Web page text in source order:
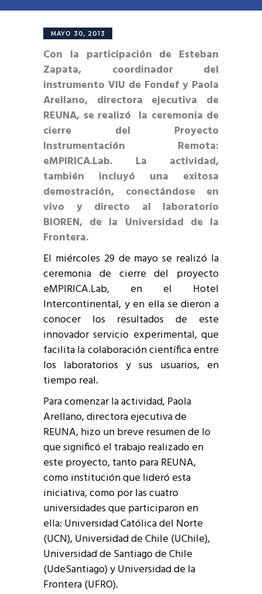
MAYO 30, 2013
Con la participación de Esteban
Zapata, coordinador del
instrumento VIU de Fondef y Paola
Arellano, directora ejecutiva de
REUNA, se realizó la ceremonia de
cierre del Proyecto
Instrumentación Remota:
eMPIRICA.Lab. La actividad,
también incluyó una exitosa
demostración, conectándose en
vivo y directo al laboratorio
BIOREN, de la Universidad de la
Frontera.
El miércoles 29 de mayo se realizó la
ceremonia de cierre del proyecto
eMPIRICA.Lab, en el Hotel
Intercontinental, y en ella se dieron a
conocer los resultados de este
innovador servicio experimental, que
facilita la colaboración científica entre
los laboratorios y sus usuarios, en
tiempo real.
Para comenzar la actividad, Paola
Arellano, directora ejecutiva de
REUNA, hizo un breve resumen de lo
que significó el trabajo realizado en
este proyecto, tanto para REUNA,
como institución que lideró esta
iniciativa, como por las cuatro
universidades que participaron en
ella: Universidad Católica del Norte
(UCN), Universidad de Chile (UChile),
Universidad de Santiago de Chile
(UdeSantiago) y Universidad de la
Frontera (UFRO).